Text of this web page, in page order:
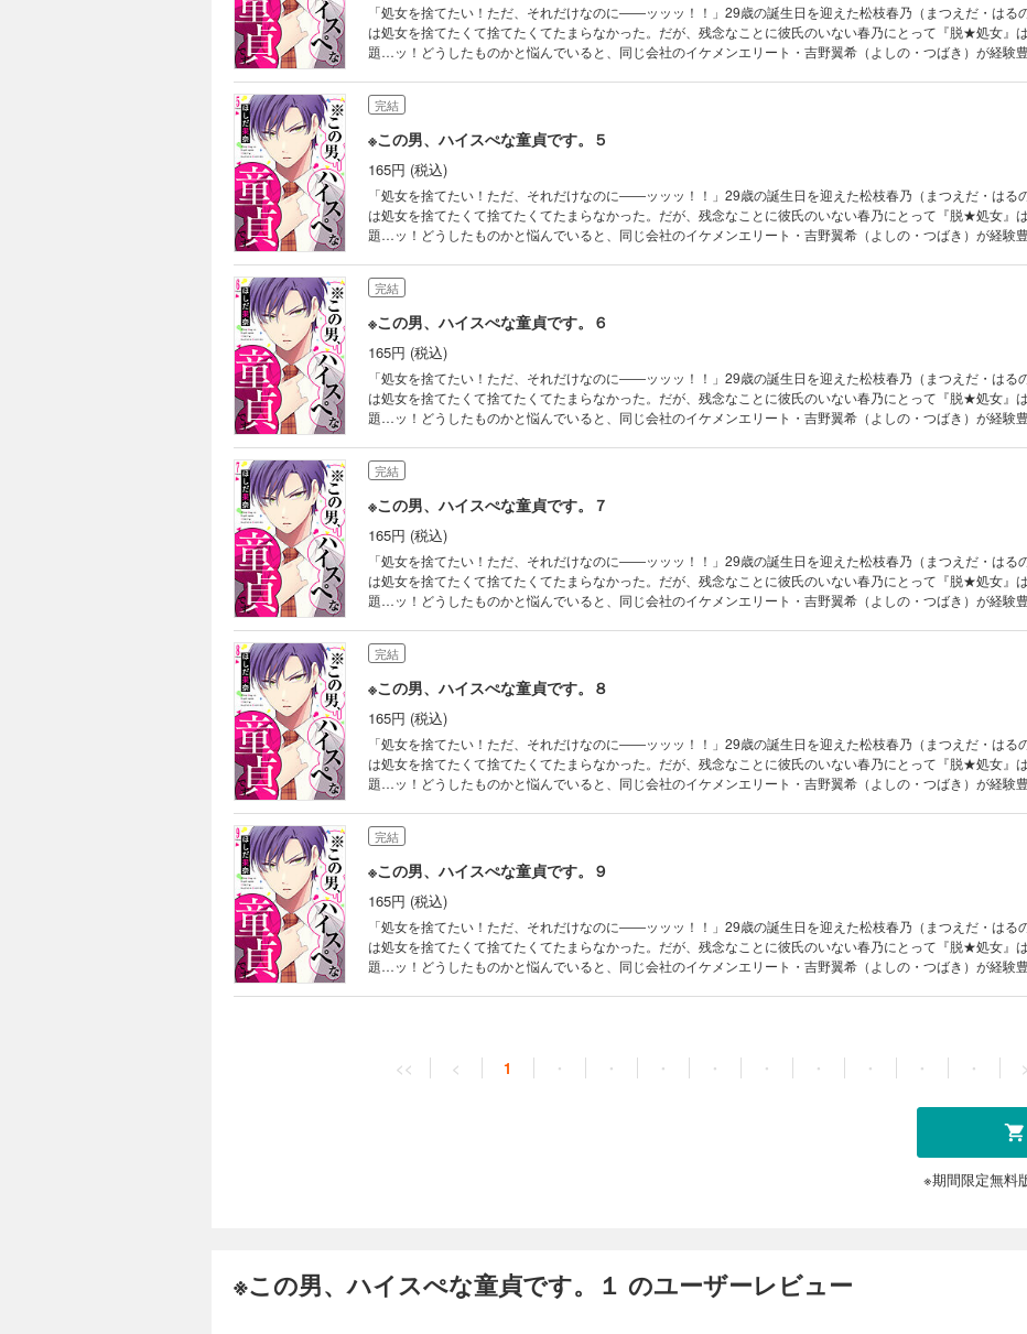
「処女を捨てたい！ただ、それだけなのに――ッッッ！！」29歳の誕生日を迎えた松枝春乃（まつえだ・はるの
は処女を捨てたくて捨てたくてたまらなかった。だが、残念なことに彼氏のいない春乃にとって『脱★処女』
題…ッ！どうしたものかと悩んでいると、同じ会社のイケメンエリート・吉野翼希（よしの・つばき）が経験
ませんか!?」と大胆発言!!これで私も処女卒業♪と意気込む春乃だったが、吉野の反応は……？暴走OLとワケあ
リートが巻き起こす、運命の出会い系『性交渉』ラブコメ☆
完結
※この男、ハイスぺな童貞です。５
165円 (税込)
「処女を捨てたい！ただ、それだけなのに――ッッッ！！」29歳の誕生日を迎えた松枝春乃（まつえだ・はるの
は処女を捨てたくて捨てたくてたまらなかった。だが、残念なことに彼氏のいない春乃にとって『脱★処女』
題…ッ！どうしたものかと悩んでいると、同じ会社のイケメンエリート・吉野翼希（よしの・つばき）が経験
ませんか!?」と大胆発言!!これで私も処女卒業♪と意気込む春乃だったが、吉野の反応は……？暴走OLとワケあ
リートが巻き起こす、運命の出会い系『性交渉』ラブコメ☆
完結
※この男、ハイスぺな童貞です。６
165円 (税込)
「処女を捨てたい！ただ、それだけなのに――ッッッ！！」29歳の誕生日を迎えた松枝春乃（まつえだ・はるの
は処女を捨てたくて捨てたくてたまらなかった。だが、残念なことに彼氏のいない春乃にとって『脱★処女』
題…ッ！どうしたものかと悩んでいると、同じ会社のイケメンエリート・吉野翼希（よしの・つばき）が経験
ませんか!?」と大胆発言!!これで私も処女卒業♪と意気込む春乃だったが、吉野の反応は……？暴走OLとワケあ
リートが巻き起こす、運命の出会い系『性交渉』ラブコメ☆
完結
※この男、ハイスぺな童貞です。７
165円 (税込)
「処女を捨てたい！ただ、それだけなのに――ッッッ！！」29歳の誕生日を迎えた松枝春乃（まつえだ・はるの
は処女を捨てたくて捨てたくてたまらなかった。だが、残念なことに彼氏のいない春乃にとって『脱★処女』
題…ッ！どうしたものかと悩んでいると、同じ会社のイケメンエリート・吉野翼希（よしの・つばき）が経験
ませんか!?」と大胆発言!!これで私も処女卒業♪と意気込む春乃だったが、吉野の反応は……？暴走OLとワケあ
リートが巻き起こす、運命の出会い系『性交渉』ラブコメ☆
完結
※この男、ハイスぺな童貞です。８
165円 (税込)
「処女を捨てたい！ただ、それだけなのに――ッッッ！！」29歳の誕生日を迎えた松枝春乃（まつえだ・はるの
は処女を捨てたくて捨てたくてたまらなかった。だが、残念なことに彼氏のいない春乃にとって『脱★処女』
題…ッ！どうしたものかと悩んでいると、同じ会社のイケメンエリート・吉野翼希（よしの・つばき）が経験
ませんか!?」と大胆発言!!これで私も処女卒業♪と意気込む春乃だったが、吉野の反応は……？暴走OLとワケあ
リートが巻き起こす、運命の出会い系『性交渉』ラブコメ☆
完結
※この男、ハイスぺな童貞です。９
165円 (税込)
「処女を捨てたい！ただ、それだけなのに――ッッッ！！」29歳の誕生日を迎えた松枝春乃（まつえだ・はるの
は処女を捨てたくて捨てたくてたまらなかった。だが、残念なことに彼氏のいない春乃にとって『脱★処女』
題…ッ！どうしたものかと悩んでいると、同じ会社のイケメンエリート・吉野翼希（よしの・つばき）が経験
<< < 1 ・ ・ ・ ・ ・ ・ ・ ・ ・ >
※期間限定無料
※この男、ハイスぺな童貞です。１ のユーザーレビュー